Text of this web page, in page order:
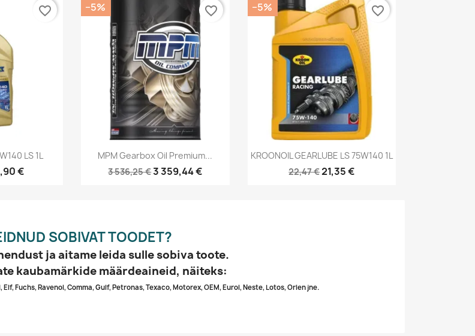
LS 1L
€
favorite_border
Kiirvaade
MPM Gearbox Oil Premium...
3 536,25 €3 359,44 €
−5% favorite_border
Kiirvaade
KROONOIL GEARLUBE LS 75W140 1L
22,47 €21,35 €
−5% favorite_border
SOBIVAT TOODET?
ja aitame leida sulle sobiva toote.
kaubamärkide määrdeaineid, näiteks:
Fuchs, Ravenol, Comma, Gulf, Petronas, Texaco, Motorex, OEM, Eurol, Neste, Lotos, Orlen jne.